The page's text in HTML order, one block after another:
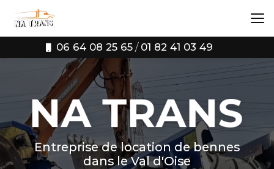
contenu
principal
06 64 08 25 65 / 01 82 41 03 49
Entreprise de location de bennes
dans le Val d'Oise